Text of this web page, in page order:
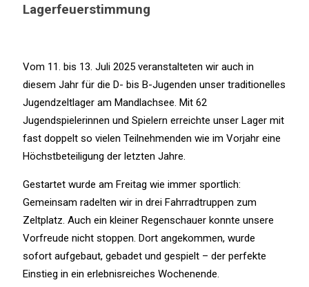
Lagerfeuerstimmung
Vom 11. bis 13. Juli 2025 veranstalteten wir auch in
diesem Jahr für die D- bis B-Jugenden unser traditionelles
Jugendzeltlager am Mandlachsee. Mit 62
Jugendspielerinnen und Spielern erreichte unser Lager mit
fast doppelt so vielen Teilnehmenden wie im Vorjahr eine
Höchstbeteiligung der letzten Jahre.
Gestartet wurde am Freitag wie immer sportlich:
Gemeinsam radelten wir in drei Fahrradtruppen zum
Zeltplatz. Auch ein kleiner Regenschauer konnte unsere
Vorfreude nicht stoppen. Dort angekommen, wurde
sofort aufgebaut, gebadet und gespielt – der perfekte
Einstieg in ein erlebnisreiches Wochenende.